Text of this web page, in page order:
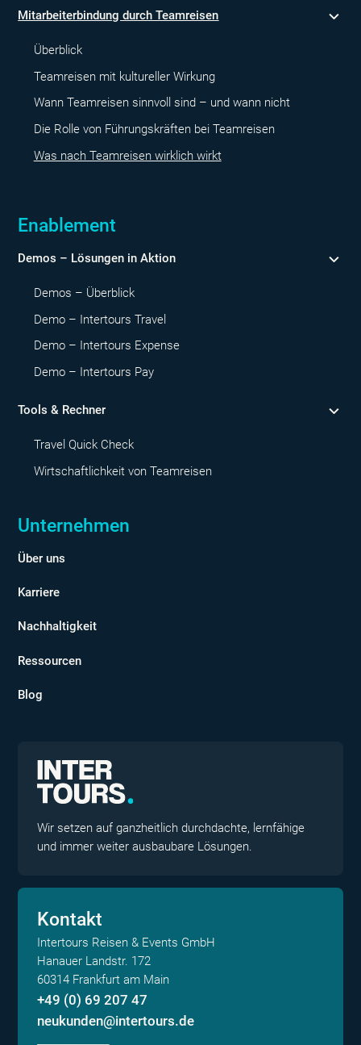
Mitarbeiterbindung durch Teamreisen
Überblick
Teamreisen mit kultureller Wirkung
Wann Teamreisen sinnvoll sind – und wann nicht
Die Rolle von Führungskräften bei Teamreisen
Was nach Teamreisen wirklich wirkt
Enablement
Demos – Lösungen in Aktion
Demos – Überblick
Demo – Intertours Travel
Demo – Intertours Expense
Demo – Intertours Pay
Tools & Rechner
Travel Quick Check
Wirtschaftlichkeit von Teamreisen
Unternehmen
Über uns
Karriere
Nachhaltigkeit
Ressourcen
Blog
Wir setzen auf ganzheitlich durchdachte, lernfähige
und immer weiter ausbaubare Lösungen.
Kontakt
Intertours Reisen & Events GmbH
Hanauer Landstr. 172
60314 Frankfurt am Main
+49 (0) 69 207 47
neukunden@intertours.de